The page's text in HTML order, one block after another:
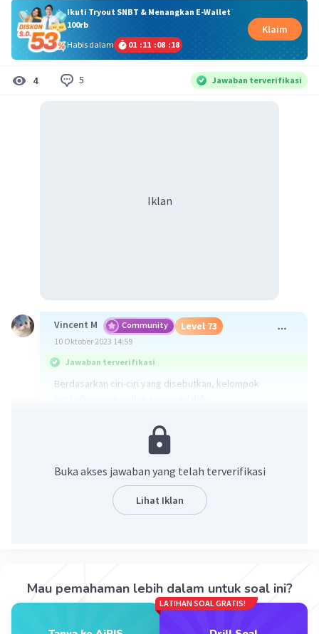
Ikuti Tryout SNBT & Menangkan E-Wallet
100rb
Habis dalam
01 :11 :08 :18
Klaim
4 5 Jawaban terverifikasi
Iklan
Vincent M Community Level 73
10 Oktober 2023 14:59
Jawaban terverifikasi
Berdasarkan ciri-ciri yang disebutkan, kelompok
seperti akar (rizoid), batang (stipe), dan daun muda
yang berwarna hijau dan seringkali menggulung dalam
bentuk frond ketika baru tumbuh.
·4.0
Iklan
Perhatikan ciri-ciri tumbuhan berikut 1 berakar serabut 2
berakar tunggang 3 batang tidak bercabang 4 Batang
bercabang 5 tulang daun sejajar 6 tulang daun menjari
ciri-ciri tumbuhan monokotil ditunjukkan oleh nomor
Buka akses jawaban yang telah terverifikasi
Lihat Iklan
Mau pemahaman lebih dalam untuk soal ini?
LATIHAN SOAL GRATIS!